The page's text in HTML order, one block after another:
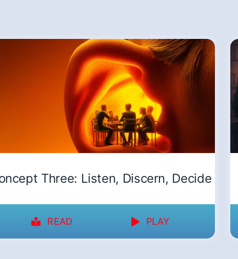
Three: Listen, Discern, Decide
READ PLAY